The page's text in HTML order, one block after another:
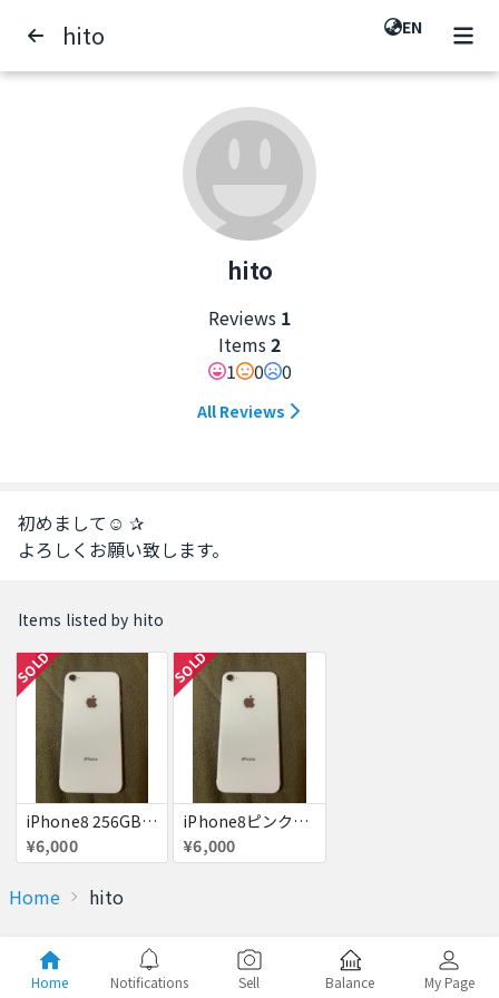
hito EN
hito
Reviews 1
Items 2
1
0 0
All Reviews
初めまして☺︎ ✰
よろしくお願い致します。
Items listed by hito
SOLD
iPhone8 256GB ピンク ゴールド ジャンクです
¥6,000
SOLD
iPhone8ピンクゴールド 256GB ジャンク
¥6,000
Home hito
Home Notifications Sell Balance My Page